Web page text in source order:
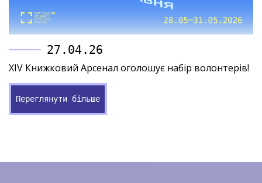
27.04.26
XIV Книжковий Арсенал оголошує набір волонтерів!
Переглянути більше